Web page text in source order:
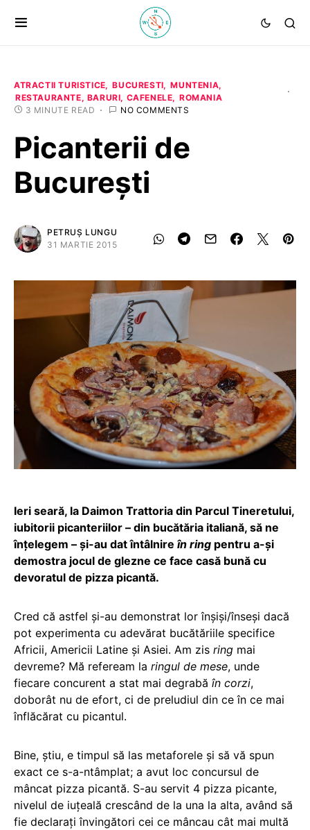
ATRACTII TURISTICE BUCURESTI
MUNTENIA
RESTAURANTE, BARURI, CAFENELE
ROMANIA
3 MINUTE READ
NO COMMENTS
Picanterii de
București
PETRUȘ LUNGU
31 MARTIE 2015
Ieri seară, la Daimon Trattoria din Parcul Tineretului,
iubitorii picanteriilor – din bucătăria italiană, să ne
înțelegem – și-au dat întâlnire în ring pentru a-și
demostra jocul de glezne ce face casă bună cu
devoratul de pizza picantă.
Cred că astfel și-au demonstrat lor înșiși/înseși dacă
pot experimenta cu adevărat bucătăriile specifice
Africii, Americii Latine și Asiei. Am zis ring mai
devreme? Mă refeream la ringul de mese, unde
fiecare concurent a stat mai degrabă în corzi,
doborât nu de efort, ci de preludiul din ce în ce mai
înflăcărat cu picantul.
Bine, știu, e timpul să las metaforele și să vă spun
exact ce s-a-ntâmplat; a avut loc concursul de
mâncat pizza picantă. S-au servit 4 pizza picante,
nivelul de iuțeală crescând de la una la alta, având să
fie declarați învingători cei ce mâncau cât mai multă